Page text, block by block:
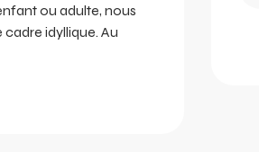
ou adulte, nous
idyllique. Au